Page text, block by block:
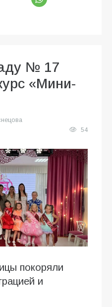
№ 17
«Мини-
54
покоряли
и